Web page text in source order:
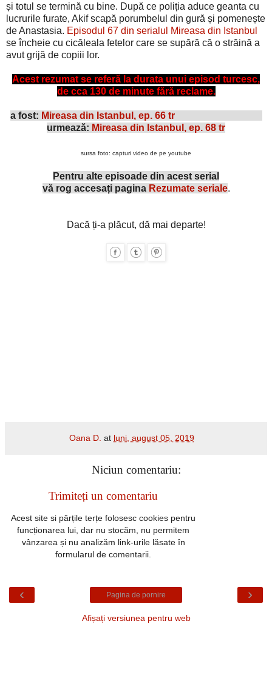
și totul se termină cu bine. După ce poliția aduce geanta cu
lucrurile furate, Akif scapă porumbelul din gură și pomenește
de Anastasia. Episodul 67 din serialul Mireasa din Istanbul
se încheie cu cicăleala fetelor care se supără că o străină a
avut grijă de copiii lor.
Acest rezumat se referă la durata unui episod turcesc,
de cca 130 de minute fără reclame.
a fost: Mireasa din Istanbul, ep. 66 tr
urmează: Mireasa din Istanbul, ep. 68 tr
sursa foto: capturi video de pe youtube
Pentru alte episoade din acest serial
vă rog accesați pagina Rezumate seriale.
Dacă ți-a plăcut, dă mai departe!
Oana D. at luni, august 05, 2019
Niciun comentariu:
Trimiteți un comentariu
Acest site si părțile terțe folosesc cookies pentru
funcționarea lui, dar nu stocăm, nu permitem
vânzarea și nu analizăm link-urile lăsate în
formularul de comentarii.
‹ ›
Pagina de pornire
Afișați versiunea pentru web